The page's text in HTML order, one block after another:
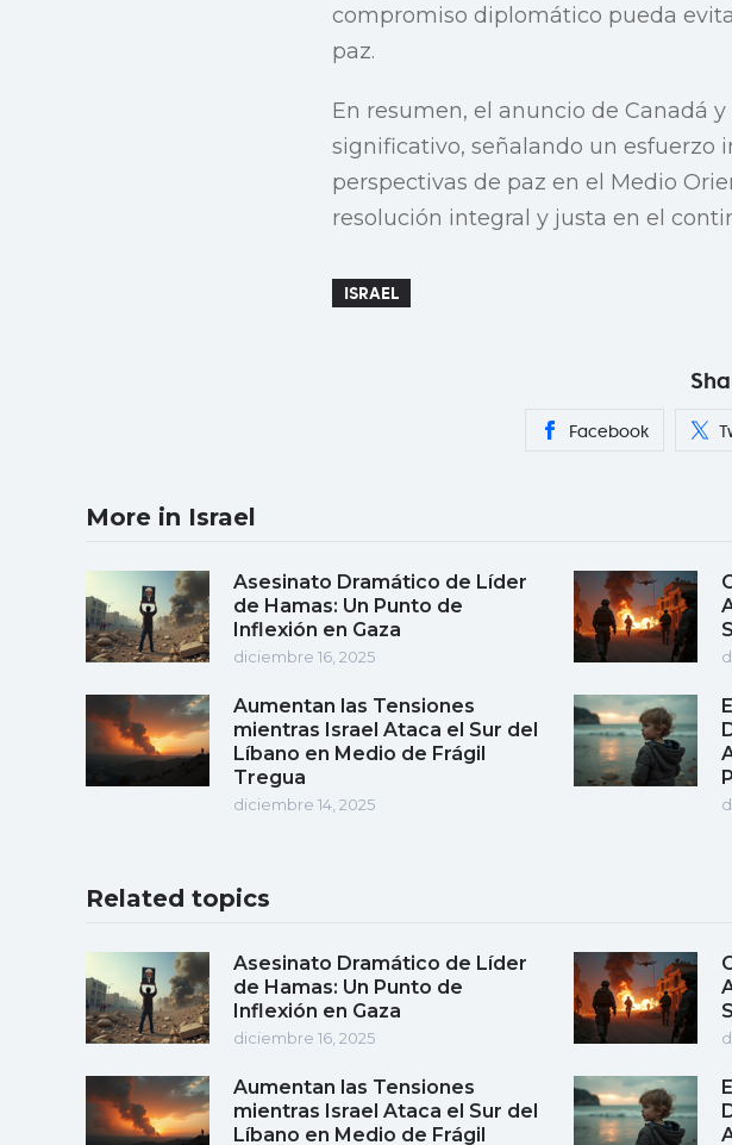
compromiso diplomático pueda
paz.
En resumen, el anuncio de Canadá
significativo, señalando un esfuerzo
perspectivas de paz en el Medio
resolución integral y justa en el
ISRAEL
Facebook
More in Israel
Asesinato Dramático de Líder
de Hamas: Un Punto de
Inflexión en Gaza
diciembre 16, 2025
Aumentan las Tensiones
mientras Israel Ataca el Sur del
Líbano en Medio de Frágil
Tregua
diciembre 14, 2025
Related topics
Asesinato Dramático de Líder
de Hamas: Un Punto de
Inflexión en Gaza
diciembre 16, 2025
Aumentan las Tensiones
mientras Israel Ataca el Sur del
Líbano en Medio de Frágil